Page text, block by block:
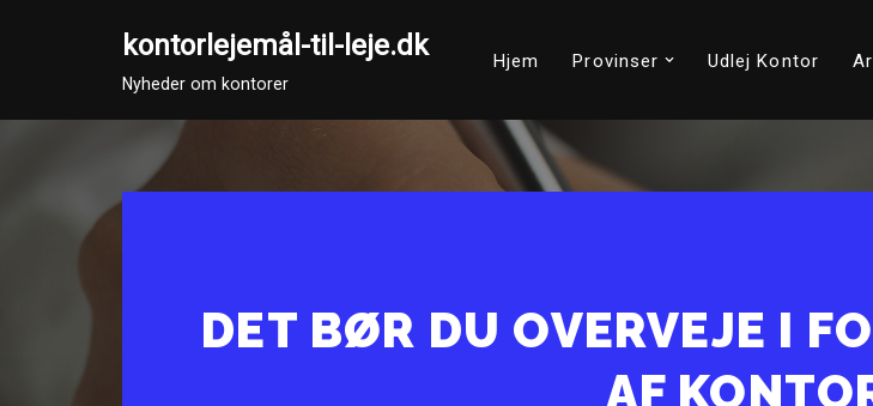
kontorlejemål-til-leje.dk
Nyheder om kontorer
Hjem Provinser Udlej Kontor
DET BØR DU OVERVEJE I
AF